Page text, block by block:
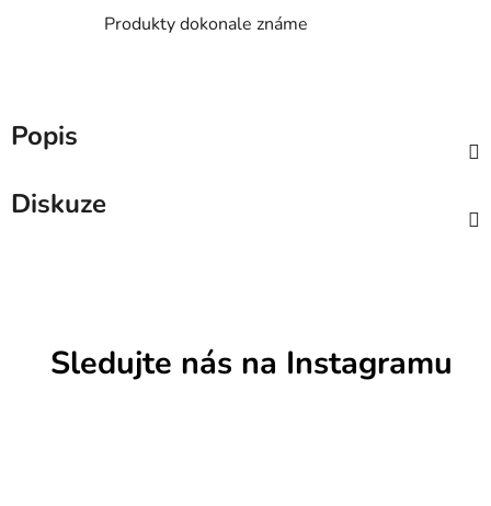
Produkty dokonale známe
Popis
Diskuze
Sledujte nás na Instagramu